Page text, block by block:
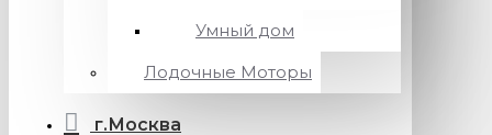
Умный дом
Лодочные Моторы
г.Москва